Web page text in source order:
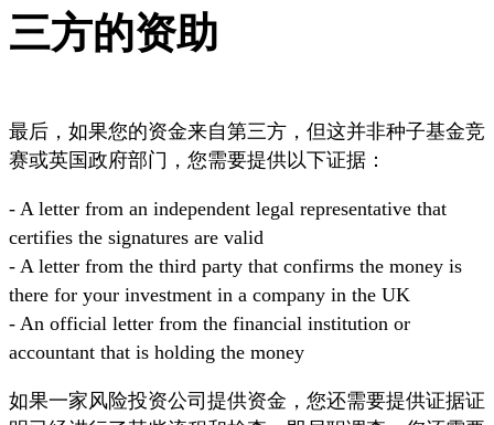
三方的资助
最后，如果您的资金来自第三方，但这并非种子基金竞
赛或英国政府部门，您需要提供以下证据：
- A letter from an independent legal representative that
certifies the signatures are valid
- A letter from the third party that confirms the money is
there for your investment in a company in the UK
- An official letter from the financial institution or
accountant that is holding the money
如果一家风险投资公司提供资金，您还需要提供证据证